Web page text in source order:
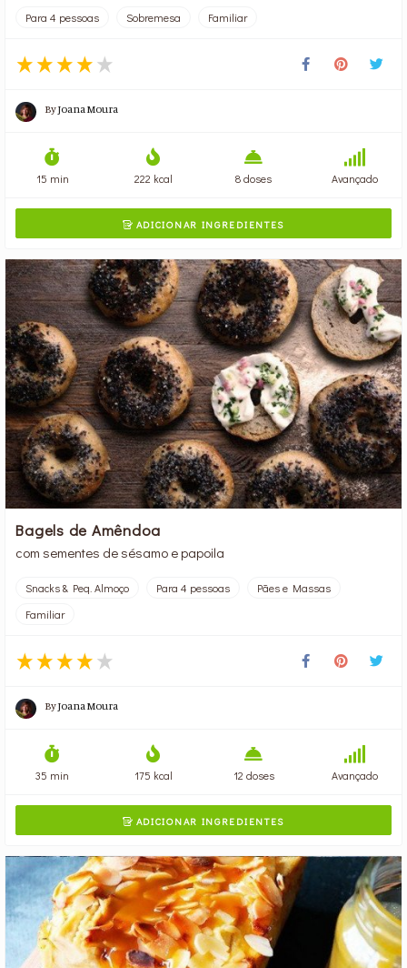
Para 4 pessoas Sobremesa Familiar
ByJoana Moura
15 min 222 kcal 8 doses Avançado
ADICIONAR INGREDIENTES
Bagels de Amêndoa
com sementes de sésamo e papoila
Snacks & Peq. Almoço Para 4 pessoas
Pães e Massas
Familiar
ByJoana Moura
35 min 175 kcal 12 doses Avançado
ADICIONAR INGREDIENTES